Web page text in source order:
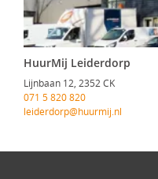
HuurMij Leiderdorp
Lijnbaan 12, 2352 CK
071 5 820 820
leiderdorp@huurmij.nl